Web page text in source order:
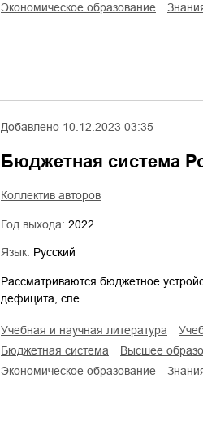
экономическое образование
Добавлено 10.12.2023 03:35
Бюджетная система
Коллектив авторов
Год выхода: 2022
Язык: Русский
Рассматриваются бюджетное
дефицита, спе…
учебная и научная литература
бюджетная система
высшее
экономическое образование